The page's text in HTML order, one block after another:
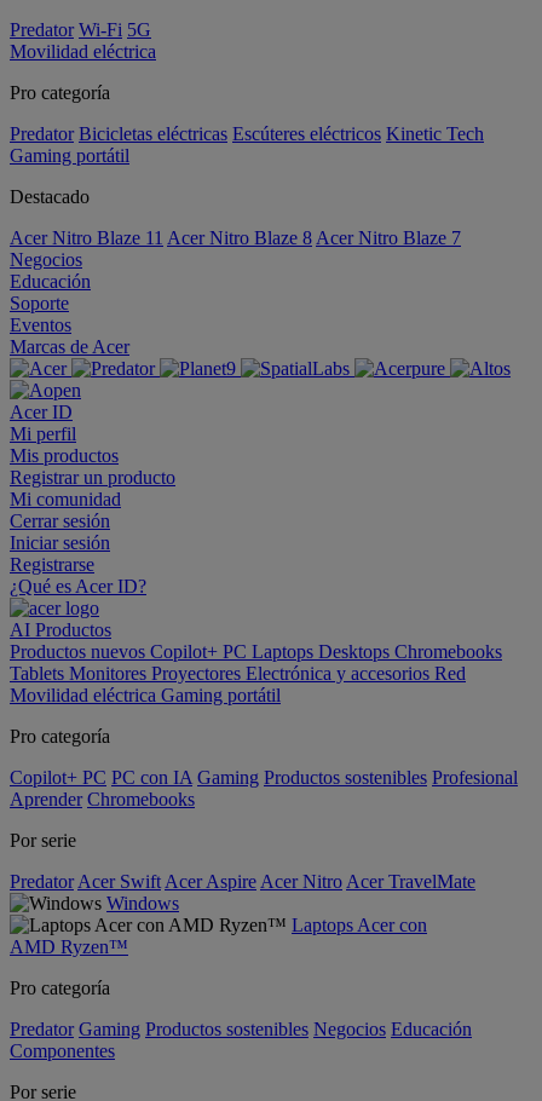
Predator Wi-Fi 5G
Movilidad eléctrica
Pro categoría
Predator Bicicletas eléctricas Escúteres eléctricos Kinetic Tech
Gaming portátil
Destacado
Acer Nitro Blaze 11 Acer Nitro Blaze 8 Acer Nitro Blaze 7
Negocios
Educación
Soporte
Eventos
Marcas de Acer
Acer ID
Mi perfil
Mis productos
Registrar un producto
Mi comunidad
Cerrar sesión
Iniciar sesión
Registrarse
¿Qué es Acer ID?
AI Productos
Productos nuevos Copilot+ PC Laptops Desktops Chromebooks
Tablets Monitores Proyectores Electrónica y accesorios Red
Movilidad eléctrica Gaming portátil
Pro categoría
Copilot+ PC PC con IA Gaming Productos sostenibles Profesional
Aprender Chromebooks
Por serie
Predator Acer Swift Acer Aspire Acer Nitro Acer TravelMate
Windows
Laptops Acer con
AMD Ryzen™
Pro categoría
Predator Gaming Productos sostenibles Negocios Educación
Componentes
Por serie